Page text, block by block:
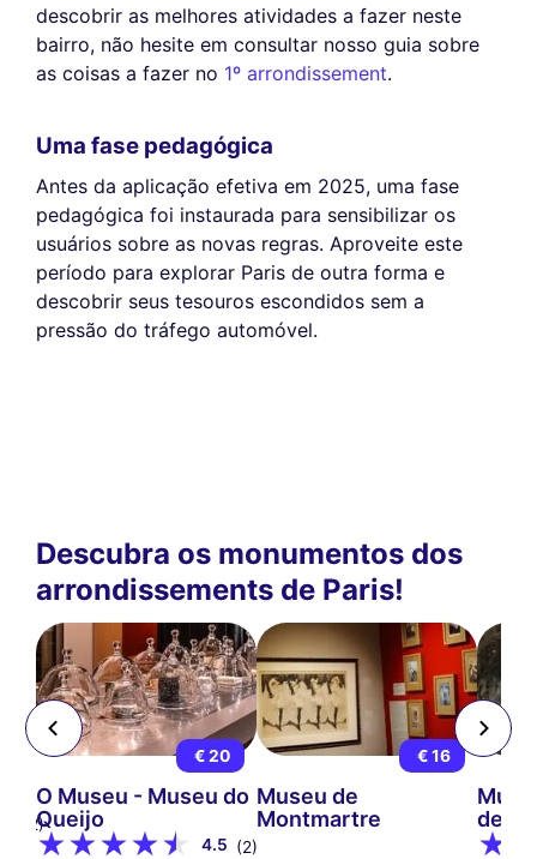
descobrir as melhores atividades a fazer neste
bairro, não hesite em consultar nosso guia sobre
as coisas a fazer no 1º arrondissement.
Uma fase pedagógica
Antes da aplicação efetiva em 2025, uma fase
pedagógica foi instaurada para sensibilizar os
usuários sobre as novas regras. Aproveite este
período para explorar Paris de outra forma e
descobrir seus tesouros escondidos sem a
pressão do tráfego automóvel.
Descubra os monumentos dos
arrondissements de Paris!
(12)
€ 20
O Museu - Museu do
Queijo
4.5 (2)
€ 16
Museu de
Montmartre
de